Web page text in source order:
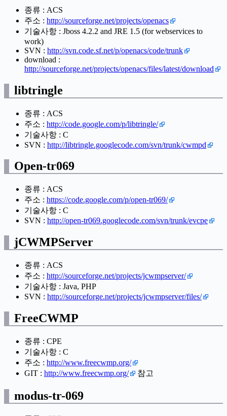
종류 : ACS
주소 : http://sourceforge.net/projects/openacs
기술사항 : Jboss 4.2.2 and JRE 1.5 (for webservices to
work)
SVN : http://svn.code.sf.net/p/openacs/code/trunk
download :
http://sourceforge.net/projects/openacs/files/latest/download
libtringle
종류 : ACS
주소 : http://code.google.com/p/libtringle/
기술사항 : C
SVN : http://libtringle.googlecode.com/svn/trunk/cwmpd
Open-tr069
종류 : ACS
주소 : https://code.google.com/p/open-tr069/
기술사항 : C
SVN : http://open-tr069.googlecode.com/svn/trunk/evcpe
jCWMPServer
종류 : ACS
주소 : http://sourceforge.net/projects/jcwmpserver/
기술사항 : Java, PHP
SVN : http://sourceforge.net/projects/jcwmpserver/files/
FreeCWMP
종류 : CPE
기술사항 : C
주소 : http://www.freecwmp.org/
GIT : http://www.freecwmp.org/ 참고
modus-tr-069